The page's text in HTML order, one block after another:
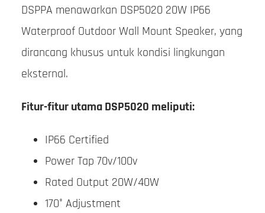
DSPPA menawarkan DSP5020 20W IP66
Waterproof Outdoor Wall Mount Speaker, yang
dirancang khusus untuk kondisi lingkungan
eksternal.
Fitur-fitur utama DSP5020 meliputi:
IP66 Certified
Power Tap 70v/100v
Rated Output 20W/40W
170° Adjustment